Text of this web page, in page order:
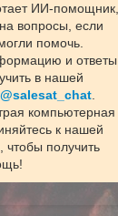
ИИ‑помощник,
вопросы, если
помочь.
и ответы
в нашей
@salesat_chat.
компьютерная
к нашей
чтобы получить